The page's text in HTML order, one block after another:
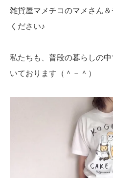
雑貨屋マメチコのマメさん
ください♪
私たちも、普段の暮らしの
いております（＾－＾）